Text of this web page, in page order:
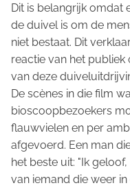
Dit is belangrijk omdat
de duivel is om de
niet bestaat. Dit
reactie van het
van deze
De scènes in die film
bioscoopbezoekers
flauwvielen en per
afgevoerd. Een man
het beste uit: "Ik
van iemand die weer